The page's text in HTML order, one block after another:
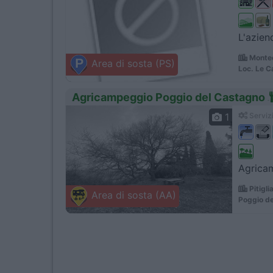
Area di sosta (PS)
Loc. Le
Agricampeggio Poggio del Castagno
Area di sosta (AA)
1
Poggio